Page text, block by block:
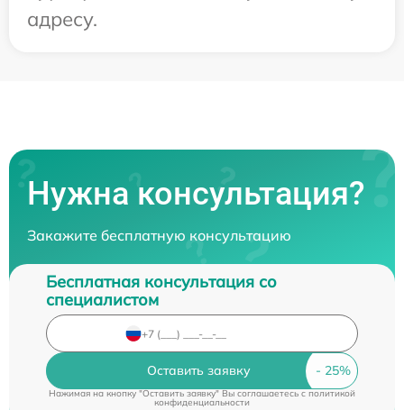
адресу.
Нужна консультация?
Закажите бесплатную консультацию
Бесплатная консультация со
специалистом
Оставить заявку
Нажимая на кнопку "Оставить заявку" Вы соглашаетесь c политикой
конфиденциальности